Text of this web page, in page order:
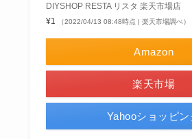
DIYSHOP RESTA リスタ 楽天市場店
¥1
（2022/04/13 08:48時点 | 楽天市場調べ）
Amazon
楽天市場
Yahooショッピン